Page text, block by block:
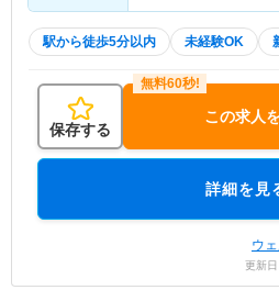
駅から徒歩5分以内 未経験OK
保存する
この求人
詳細を見
ウ
更新